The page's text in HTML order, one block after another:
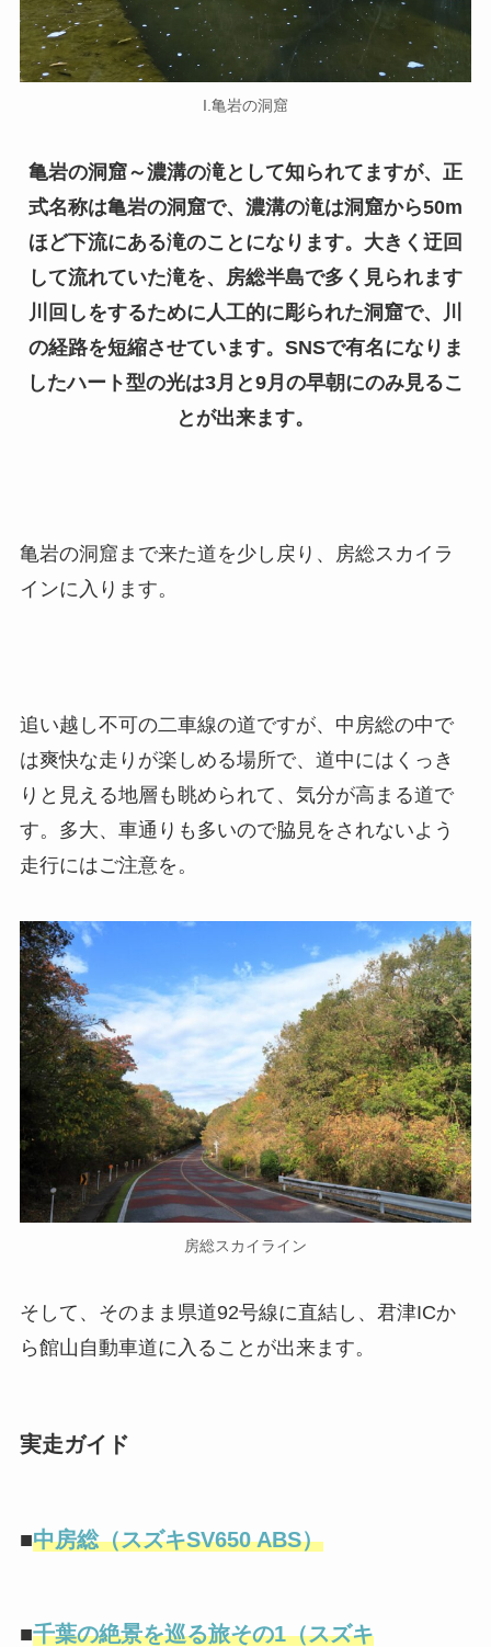
I.亀岩の洞窟
亀岩の洞窟～濃溝の滝として知られてますが、正
式名称は亀岩の洞窟で、濃溝の滝は洞窟から50m
ほど下流にある滝のことになります。大きく迂回
して流れていた滝を、房総半島で多く見られます
川回しをするために人工的に彫られた洞窟で、川
の経路を短縮させています。SNSで有名になりま
したハート型の光は3月と9月の早朝にのみ見るこ
とが出来ます。
亀岩の洞窟まで来た道を少し戻り、房総スカイラ
インに入ります。
追い越し不可の二車線の道ですが、中房総の中で
は爽快な走りが楽しめる場所で、道中にはくっき
りと見える地層も眺められて、気分が高まる道で
す。多大、車通りも多いので脇見をされないよう
走行にはご注意を。
房総スカイライン
そして、そのまま県道92号線に直結し、君津ICか
ら館山自動車道に入ることが出来ます。
実走ガイド
■中房総（スズキSV650 ABS）
■千葉の絶景を巡る旅その1（スズキ